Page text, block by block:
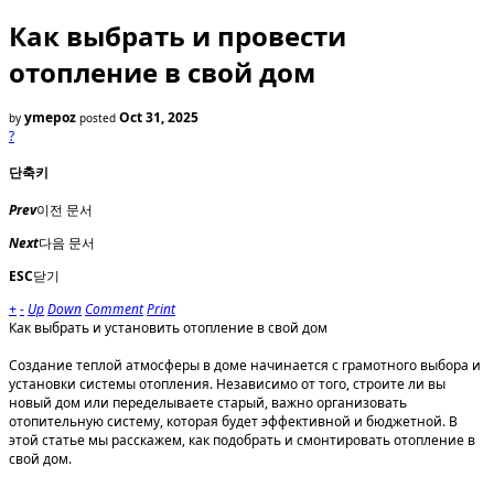
Как выбрать и провести
отопление в свой дом
by ymepoz posted Oct 31, 2025
?
단축키
Prev이전 문서
Next다음 문서
ESC닫기
+- UpDownCommentPrint
Как выбрать и установить отопление в свой дом
Создание теплой атмосферы в доме начинается с грамотного выбора и
установки системы отопления. Независимо от того, строите ли вы
новый дом или переделываете старый, важно организовать
отопительную систему, которая будет эффективной и бюджетной. В
этой статье мы расскажем, как подобрать и смонтировать отопление в
свой дом.